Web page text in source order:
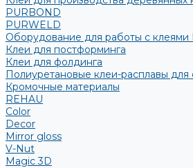
PURBOND
PURWELD
Оборудование для работы с клеями
Клеи для постформинга
Клеи для фолдинга
Полиуретановые клеи-расплавы для
Кромочные материалы
REHAU
Color
Decor
Mirror gloss
V-Nut
Magic 3D